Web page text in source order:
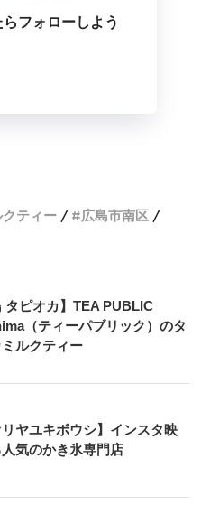
フォローしよう
ティー
広島市南区
タピオカ】TEA PUBLIC
（ティーパブリック）のタ
ルクティー
リヤユキボウシ】インスタ映
気のかき氷専門店